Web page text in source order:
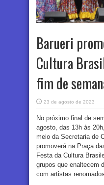
Barueri
Cultura
fim de
23 de agosto de 2023
No próximo final de
agosto, das 13h às
meio da Secretaria de
promoverá na Praça
Festa da Cultura
grupos que enaltecem
com artistas